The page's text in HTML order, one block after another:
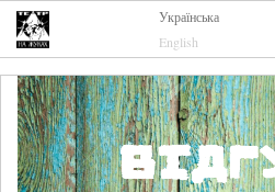
Українська
English